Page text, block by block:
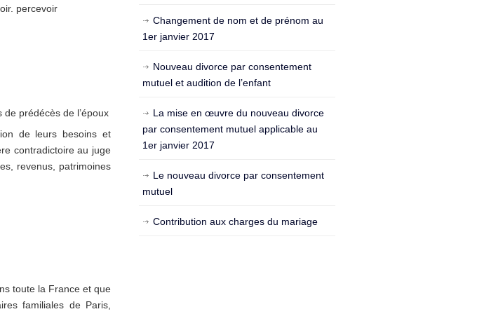
percevoir
prédécès de l’époux
de leurs besoins et
contradictoire au juge
revenus, patrimoines
toute la France et que
familiales de Paris,
Changement de nom et de prénom au
1er janvier 2017
Nouveau divorce par consentement
mutuel et audition de l’enfant
La mise en œuvre du nouveau divorce
par consentement mutuel applicable au
1er janvier 2017
Le nouveau divorce par consentement
mutuel
Contribution aux charges du mariage